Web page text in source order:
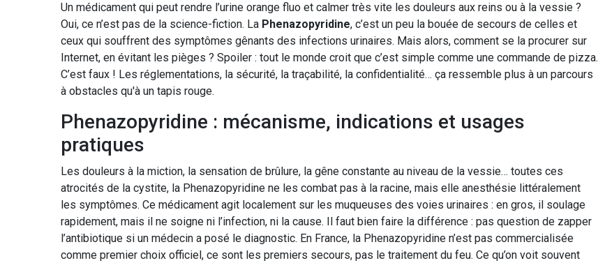
Un médicament qui peut rendre l’urine orange fluo et calmer très vite les douleurs aux reins ou à la vessie ?
Oui, ce n’est pas de la science-fiction. La Phenazopyridine, c’est un peu la bouée de secours de celles et
ceux qui souffrent des symptômes gênants des infections urinaires. Mais alors, comment se la procurer sur
Internet, en évitant les pièges ? Spoiler : tout le monde croit que c’est simple comme une commande de pizza.
C’est faux ! Les réglementations, la sécurité, la traçabilité, la confidentialité… ça ressemble plus à un parcours
à obstacles qu'à un tapis rouge.
Phenazopyridine : mécanisme, indications et usages
pratiques
Les douleurs à la miction, la sensation de brûlure, la gêne constante au niveau de la vessie… toutes ces
atrocités de la cystite, la Phenazopyridine ne les combat pas à la racine, mais elle anesthésie littéralement
les symptômes. Ce médicament agit localement sur les muqueuses des voies urinaires : en gros, il soulage
rapidement, mais il ne soigne ni l’infection, ni la cause. Il faut bien faire la différence : pas question de zapper
l’antibiotique si un médecin a posé le diagnostic. En France, la Phenazopyridine n’est pas commercialisée
comme premier choix officiel, ce sont les premiers secours, pas le traitement du feu. Ce qu’on voit souvent